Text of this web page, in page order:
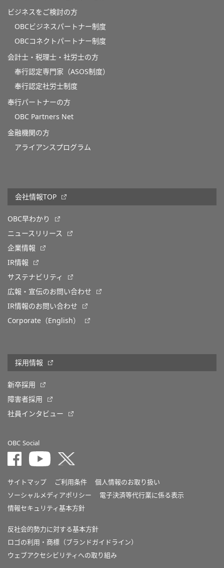
ビジネスをご検討の方
OBCビジネスパートナー制度
OBCコネクトパートナー制度
会計士・税理士・社労士の方
奉行認定専門家（ASOS制度）
奉行認定社労士制度
奉行パートナーの方
OBC Partners Net
金融機関の方
アライアンスプログラム
会社情報TOP
OBC早わかり
ニュースリリース
企業情報
IR情報
サステナビリティ
広報・宣伝のお問い合わせ
IR情報のお問い合わせ
Corporate（English）
採用情報
新卒採用
障害者採用
社員インタビュー
OBC Social
サイトマップ ご利用条件
個人情報のお取り扱い
ソーシャルメディアポリシー
電子決済等代行業に係る表示
情報セキュリティ基本方針
反社会的勢力に対する基本方針
ロゴの利用・商標（ブランドガイドライン）
ウェブアクセシビリティへの取り組み